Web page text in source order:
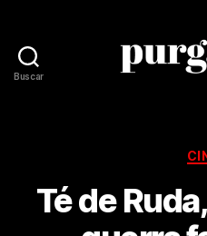
Buscar
Té de